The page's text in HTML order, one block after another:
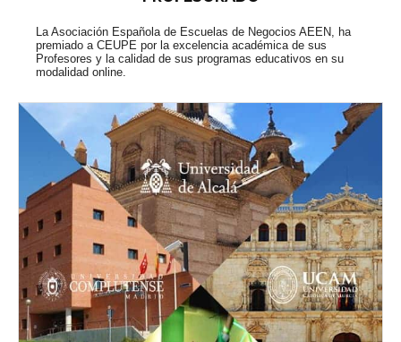
La Asociación Española de Escuelas de Negocios AEEN, ha
premiado a CEUPE por la excelencia académica de sus
Profesores y la calidad de sus programas educativos en su
modalidad online.